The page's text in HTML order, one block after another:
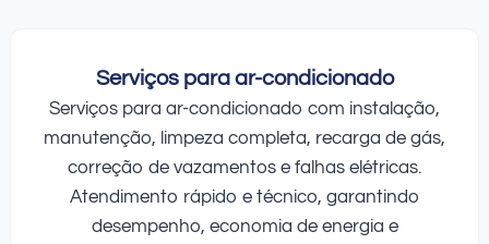
Serviços para ar-condicionado
Serviços para ar-condicionado com instalação,
manutenção, limpeza completa, recarga de gás,
correção de vazamentos e falhas elétricas.
Atendimento rápido e técnico, garantindo
desempenho, economia de energia e